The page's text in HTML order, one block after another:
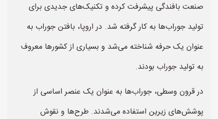
صنعت بافندگی پیشرفت کرده و تکنیک‌های جدیدی برای
تولید جوراب‌ها به کار گرفته شد. در اروپا، بافتن جوراب به
عنوان یک حرفه شناخته می‌شد و بسیاری از کشورها معروف
به تولید جوراب بودند.
در قرون وسطی، جوراب‌ها به عنوان یک عنصر اساسی از
پوشش‌های زیرین استفاده می‌شدند. طرح‌ها و نقوش